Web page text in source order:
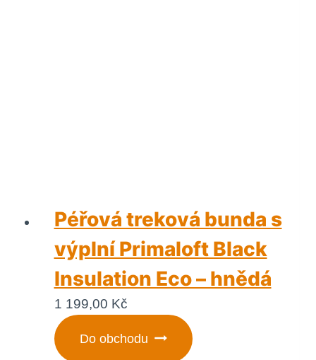
Péřová treková bunda s
výplní Primaloft Black
Insulation Eco – hnědá
1 199,00 Kč
Do obchodu